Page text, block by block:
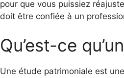
pour que vous puissiez
doit être confiée à un
Qu’est-ce
Une étude patrimoniale est